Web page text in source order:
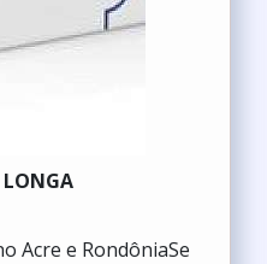
Acre e RondôniaSe